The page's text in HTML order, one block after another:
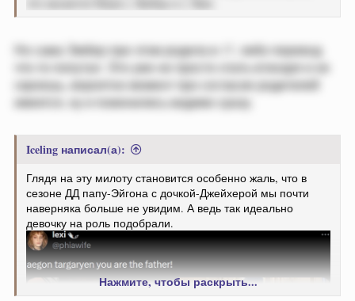
Но сама Эмбер при этом родила в 17, либо перевод
что-то попутал. Это уже не просто спать втихаря и не
скроешь, вероятно момент про согласие родителей
имеется, ну и поженились видимо сразу.
Iceling написал(а):
Глядя на эту милоту становится особенно жаль, что в
сезоне ДД папу-Эйгона с дочкой-Джейхерой мы почти
наверняка больше не увидим. А ведь так идеально
девочку на роль подобрали.
Нажмите, чтобы раскрыть...